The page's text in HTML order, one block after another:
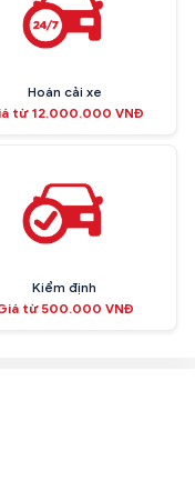
Hoán cải xe
từ 12.000.000 VNĐ
Kiểm định
từ 500.000 VNĐ